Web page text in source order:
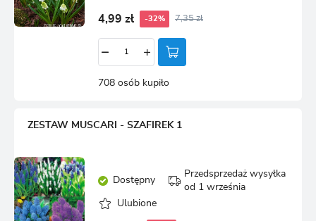
4,99 zł -32% 7,35 zł
708 osób kupiło
ZESTAW MUSCARI - SZAFIREK 1
Dostępny
Przedsprzedaż wysyłka
od 1 września
Ulubione